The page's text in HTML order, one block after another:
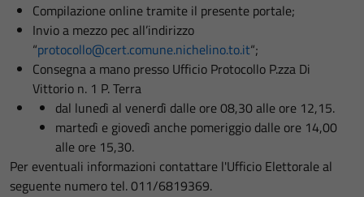
Compilazione online tramite il presente portale;
Invio a mezzo pec all’indirizzo
“protocollo@cert.comune.nichelino.to.it“;
Consegna a mano presso Ufficio Protocollo P.zza Di
Vittorio n. 1 P. Terra
dal lunedì al venerdì dalle ore 08,30 alle ore 12,15.
martedì e giovedì anche pomeriggio dalle ore 14,00
alle ore 15,30.
Per eventuali informazioni contattare l'Ufficio Elettorale al
seguente numero tel. 011/6819369.